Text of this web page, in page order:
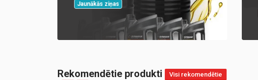
Jaunākās ziņas
Rekomendētie produkti Visi rekomendētie